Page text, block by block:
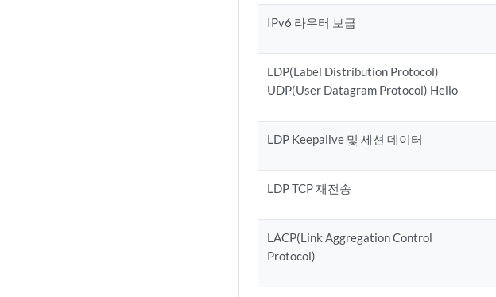
IPv6 라우터 보급
LDP(Label Distribution Protocol)
UDP(User Datagram Protocol) Hello
LDP Keepalive 및 세션 데이터
LDP TCP 재전송
LACP(Link Aggregation Control
Protocol)